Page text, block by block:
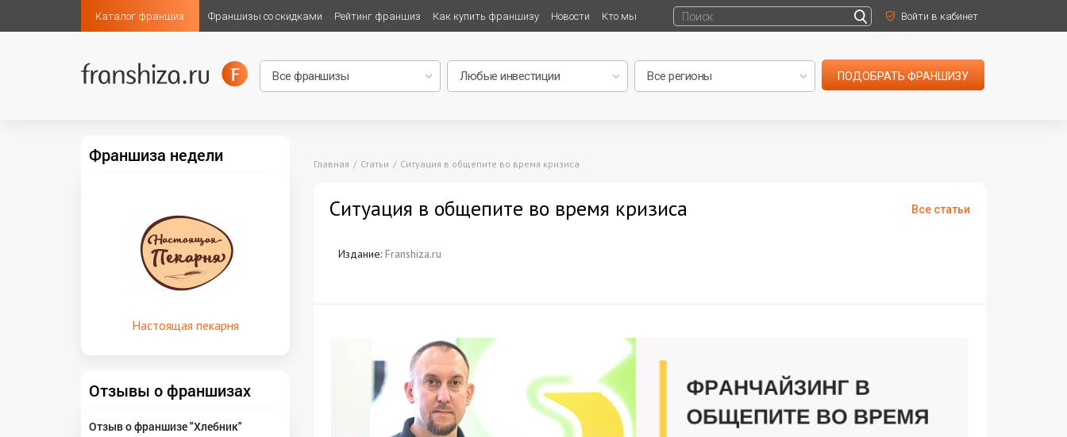
Каталог франшиз Франшизы со скидками Рейтинг франшиз Как купить франшизу Новости Кто мы Войти в кабинет
ПОДОБРАТЬ ФРАНШИЗУ
Главная Статьи Ситуация в общепите во время кризиса
Все статьи
Ситуация в общепите во время кризиса
Издание: Franshiza.ru
Франшиза недели
Настоящая пекарня
Отзывы о франшизах
Отзыв о франшизе "Хлебник"